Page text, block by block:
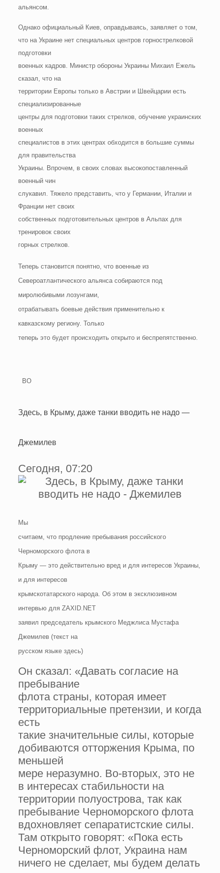
альянсом.
Однако официальный Киев, оправдываясь, заявляет о том,
что на Украине нет специальных центров горнострелковой
подготовки
военных кадров. Министр обороны Украины Михаил Ежель
сказал, что на
территории Европы только в Австрии и Швейцарии есть
специализированные
центры для подготовки таких стрелков, обучение украинских
военных
специалистов в этих центрах обходится в большие суммы
для правительства
Украины. Впрочем, в своих словах высокопоставленный
военный чин
слукавил. Тяжело представить, что у Германии, Италии и
Франции нет своих
собственных подготовительных центров в Альпах для
тренировок своих
горных стрелков.
Теперь становится понятно, что военные из
Североатлантического альянса собираются под
миролюбивыми лозунгами,
отрабатывать боевые действия применительно к
кавказскому региону. Только
теперь это будет происходить открыто и беспрепятственно.
ВО
Здесь, в Крыму, даже танки вводить не надо —
Джемилев
Сегодня, 07:20
Мы
считаем, что продление пребывания российского
Черноморского флота в
Крыму — это действительно вред и для интересов Украины,
и для интересов
крымскотатарского народа. Об этом в эксклюзивном
интервью для ZAXID.NET
заявил председатель крымского Меджлиса Мустафа
Джемилев (текст на
русском языке здесь)
Он сказал: «Давать согласие на
пребывание
флота страны, которая имеет
территориальные претензии, и когда
есть
такие значительные силы, которые
добиваются отторжения Крыма, по
меньшей
мере неразумно. Во-вторых, это не
в интересах стабильности на
территории полуострова, так как
пребывание Черноморского флота
вдохновляет сепаратистские силы.
Там открыто говорят: «Пока есть
Черноморский флот, Украина нам
ничего не сделает, мы будем делать